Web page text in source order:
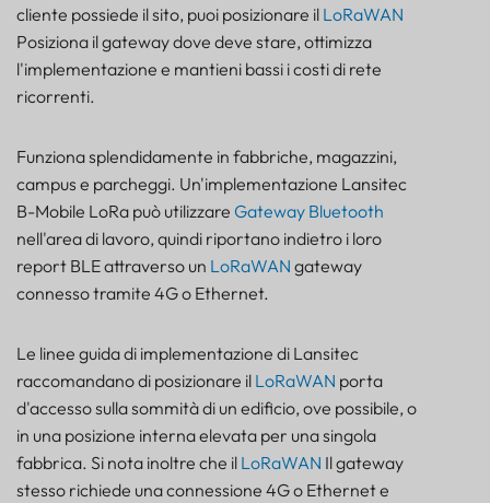
cliente possiede il sito, puoi posizionare il LoRaWAN
Posiziona il gateway dove deve stare, ottimizza
l'implementazione e mantieni bassi i costi di rete
ricorrenti.
Funziona splendidamente in fabbriche, magazzini,
campus e parcheggi. Un'implementazione Lansitec
B-Mobile LoRa può utilizzare Gateway Bluetooth
nell'area di lavoro, quindi riportano indietro i loro
report BLE attraverso un LoRaWAN gateway
connesso tramite 4G o Ethernet.
Le linee guida di implementazione di Lansitec
raccomandano di posizionare il LoRaWAN porta
d'accesso sulla sommità di un edificio, ove possibile, o
in una posizione interna elevata per una singola
fabbrica. Si nota inoltre che il LoRaWAN Il gateway
stesso richiede una connessione 4G o Ethernet e